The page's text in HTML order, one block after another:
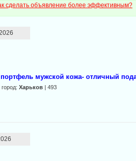
сделать объявление более эффективным?
портфель мужской кожа- отличный
город: Харьков| 493